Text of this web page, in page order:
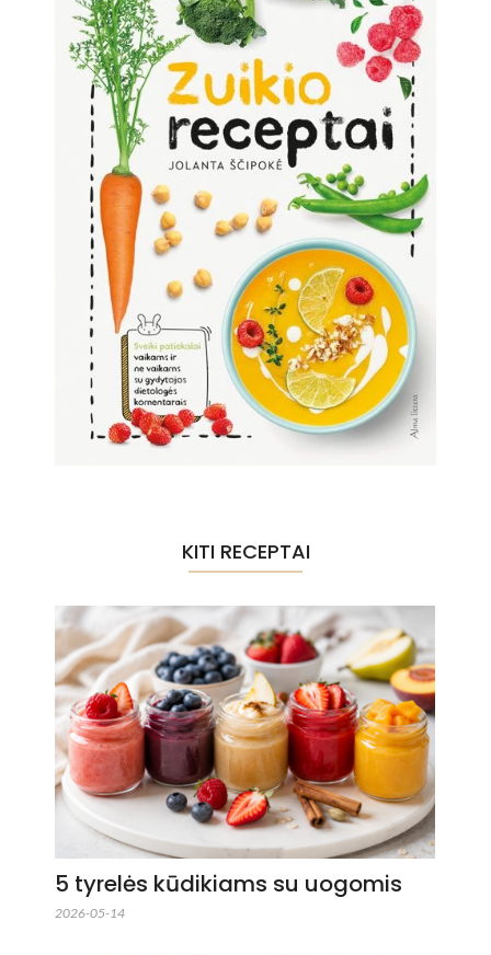
KITI RECEPTAI
5 tyrelės kūdikiams su uogomis
2026-05-14